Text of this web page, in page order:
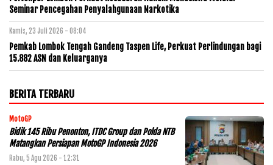
Seminar Pencegahan Penyalahgunaan Narkotika
Kamis, 23 Juli 2026 - 08:04
Pemkab Lombok Tengah Gandeng Taspen Life, Perkuat Perlindungan bagi
15.882 ASN dan Keluarganya
BERITA TERBARU
MotoGP
Bidik 145 Ribu Penonton, ITDC Group dan Polda NTB
Matangkan Persiapan MotoGP Indonesia 2026
Rabu, 5 Agu 2026 - 12:31